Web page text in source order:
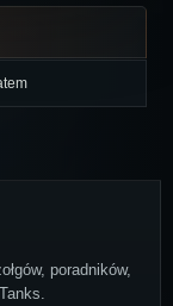
poradników,